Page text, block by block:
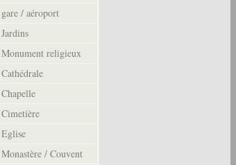
gare / aéroport
Jardins
Monument religieux
Cathédrale
Chapelle
Cimetière
Eglise
Monastère / Couvent